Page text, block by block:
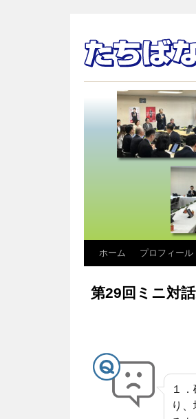
ツ
ホーム プロフィール
第29回ミニ対
１
り